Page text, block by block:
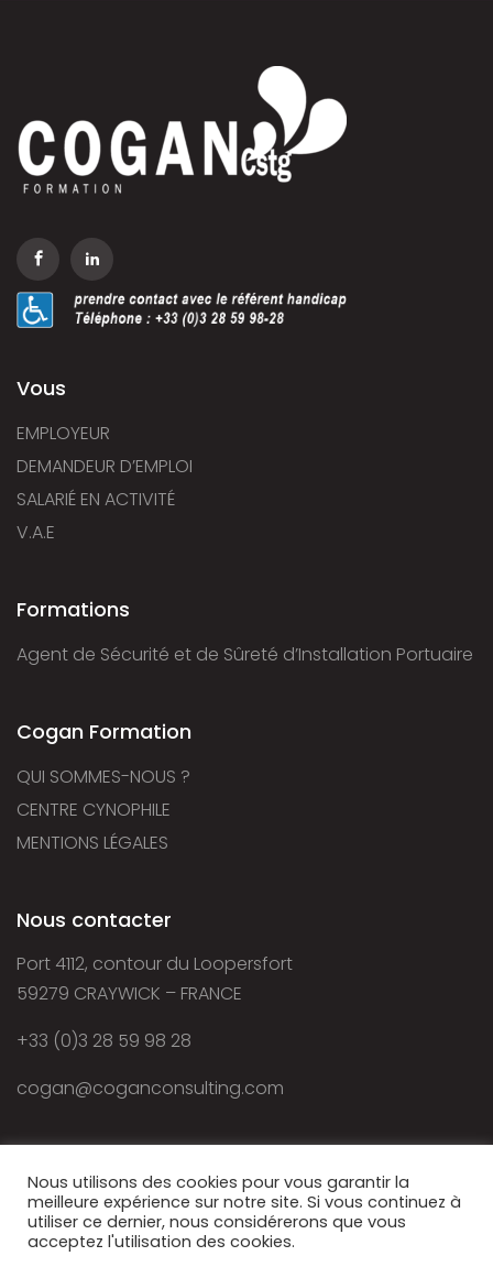
Vous
EMPLOYEUR
DEMANDEUR D’EMPLOI
SALARIÉ EN ACTIVITÉ
V.A.E
Formations
Agent de Sécurité et de Sûreté d’Installation Portuaire
Cogan Formation
QUI SOMMES-NOUS ?
CENTRE CYNOPHILE
MENTIONS LÉGALES
Nous contacter
Port 4112, contour du Loopersfort
59279 CRAYWICK – FRANCE
+33 (0)3 28 59 98 28
cogan@coganconsulting.com
© 2021 - Cogan Consulting - Autorisation d’exercice
Nous utilisons des cookies pour vous garantir la
meilleure expérience sur notre site. Si vous continuez à
utiliser ce dernier, nous considérerons que vous
acceptez l'utilisation des cookies.